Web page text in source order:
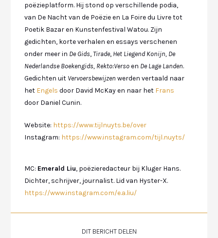
poëzieplatform. Hij stond op verschillende podia,
van De Nacht van de Poëzie en La Foire du Livre tot
Poetik Bazar en Kunstenfestival Watou. Zijn
gedichten, korte verhalen en essays verschenen
onder meer in De Gids,Tirade, Het Liegend Konijn, De
Nederlandse Boekengids, Rekto:Versoen De Lage Landen.
Gedichten uit Vervoersbewijzen werden vertaald naar
het Engelsdoor David McKay en naar het Frans
door Daniel Cunin.
Website: https://www.tijlnuyts.be/over
Instagram: https://www.instagram.com/tijl.nuyts/
MC: Emerald Liu, poëzieredacteur bij Kluger Hans.
Dichter, schrijver, journalist. Lid van Hyster-X.
https://www.instagram.com/e.a.liu/
DIT BERICHT DELEN